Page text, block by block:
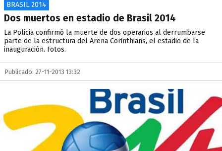
BRASIL 2014
Dos muertos en estadio de Brasil 2014
La Policia confirmó la muerte de dos operarios al derrumbarse
parte de la estructura del Arena Corinthians, el estadio de la
inauguración. Fotos.
Publicado: 27-11-2013 13:32